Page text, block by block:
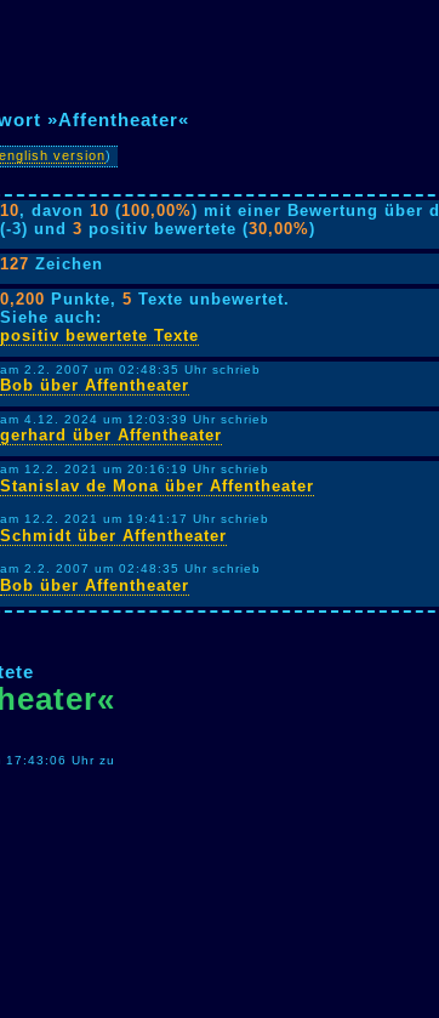
»Affentheater«
english version)
10, davon10 (100,00%) mit einer Bewertung über
(-3) und3 positiv bewertete (30,00%)
127 Zeichen
0,200 Punkte,5 Texte unbewertet.
Siehe auch:
positiv bewertete Texte
am 2.2. 2007 um 02:48:35 Uhr schrieb
Bob über Affentheater
am 4.12. 2024 um 12:03:39 Uhr schrieb
gerhard über Affentheater
am 12.2. 2021 um 20:16:19 Uhr schrieb
Stanislav de Mona über Affentheater
am 12.2. 2021 um 19:41:17 Uhr schrieb
Schmidt über Affentheater
am 2.2. 2007 um 02:48:35 Uhr schrieb
Bob über Affentheater
17:43:06 Uhr zu